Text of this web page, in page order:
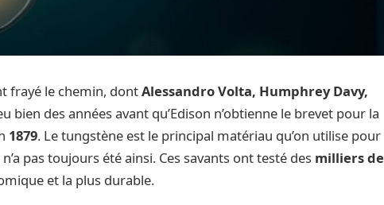
frayé le chemin, dontAlessandro Volta, Humphrey Davy,
bien des années avant qu’Edison n’obtienne le brevet pour la
1879. Le tungstène est le principal matériau qu’on utilise pour
pas toujours été ainsi. Ces savants ont testé des milliers de
et la plus durable.